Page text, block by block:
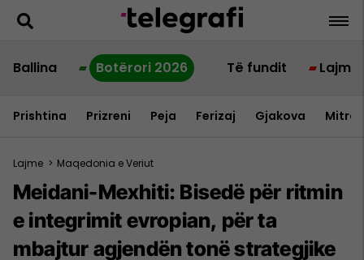
Ballina Botërori 2026 Të fundit Lajme
Prishtina Prizreni Peja Ferizaj Gjakova
Lajme > Maqedonia e Veriut
Meidani-Mexhiti: Bisedë për ritmin
e integrimit evropian, për ta
mbajtur agjendën tonë strategjike